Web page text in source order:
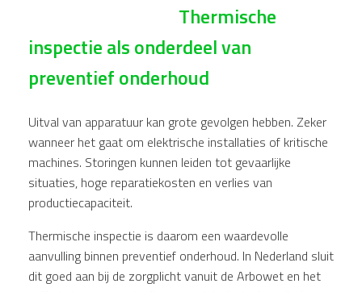
Thermische
inspectie als onderdeel van
preventief onderhoud
Uitval van apparatuur kan grote gevolgen hebben. Zeker
wanneer het gaat om elektrische installaties of kritische
machines. Storingen kunnen leiden tot gevaarlijke
situaties, hoge reparatiekosten en verlies van
productiecapaciteit.
Thermische inspectie is daarom een waardevolle
aanvulling binnen preventief onderhoud. In Nederland sluit
dit goed aan bij de zorgplicht vanuit de Arbowet en het